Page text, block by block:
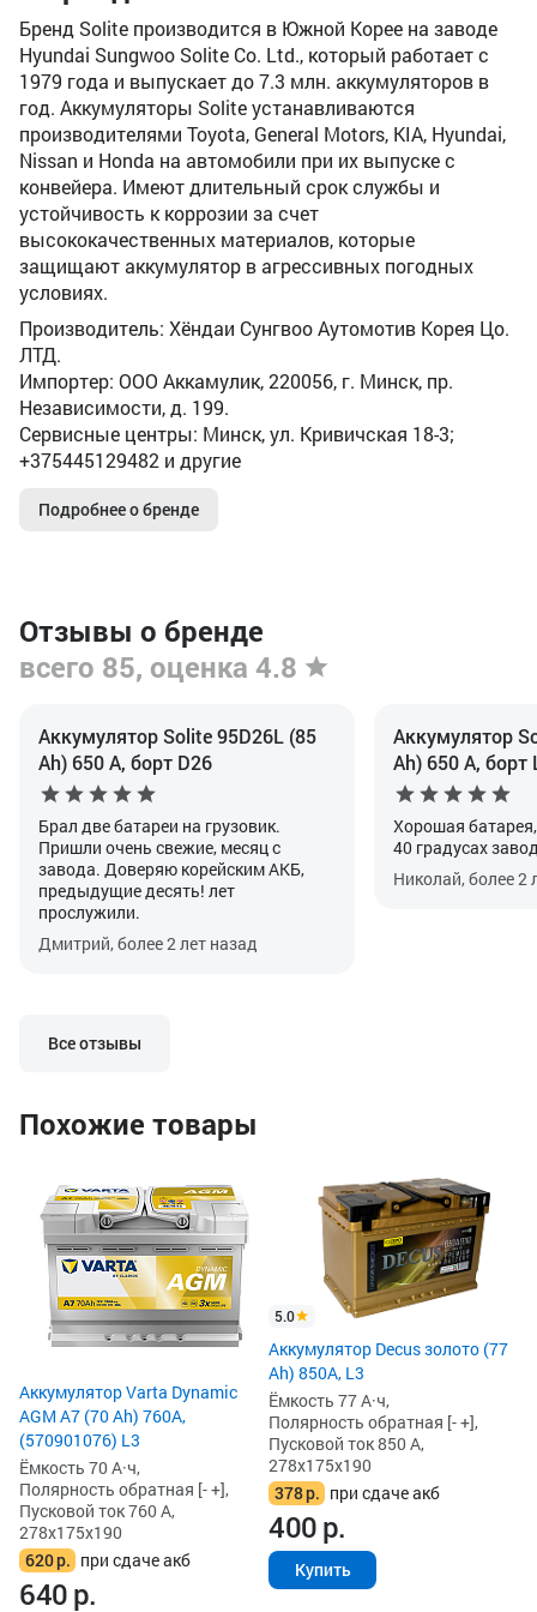
Бренд Solite производится в Южной Корее на заводе
Hyundai Sungwoo Solite Co. Ltd., который работает с
1979 года и выпускает до 7.3 млн. аккумуляторов в
год. Аккумуляторы Solite устанавливаются
производителями Toyota, General Motors, KIA, Hyundai,
Nissan и Honda на автомобили при их выпуске с
конвейера. Имеют длительный срок службы и
устойчивость к коррозии за счет
высококачественных материалов, которые
защищают аккумулятор в агрессивных погодных
условиях.
Производитель: Хёндаи Сунгвоо Аутомотив Корея Цо.
ЛТД.
Импортер: ООО Аккамулик, 220056, г. Минск, пр.
Независимости, д. 199.
Сервисные центры: Минск, ул. Кривичская 18-3;
+375445129482 и другие
Подробнее о бренде
Отзывы о бренде
всего 85, оценка 4.8
Аккумулятор Solite 95D26L (85
Ah) 650 А, борт D26
Брал две батареи на грузовик.
Пришли очень свежие, месяц с
завода. Доверяю корейским АКБ,
предыдущие десять! лет
прослужили.
Дмитрий, более 2 лет назад
Аккумулятор
Ah) 650 А, борт
Хорошая
40 градусах
Николай, более 2
Все отзывы
Похожие товары
Аккумулятор Varta Dynamic
AGM A7 (70 Ah) 760A,
(570901076) L3
Ёмкость 70 А·ч,
Полярность обратная [- +],
Пусковой ток 760 А,
278x175x190
620р. при сдаче акб
640р.
5.0
Аккумулятор Decus золото (77
Ah) 850А, L3
Ёмкость 77 А·ч,
Полярность обратная [- +],
Пусковой ток 850 А,
278x175x190
378р. при сдаче акб
400р.
Купить